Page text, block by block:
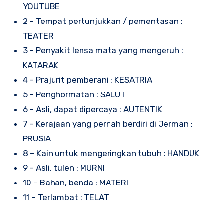
YOUTUBE
2 – Tempat pertunjukkan / pementasan :
TEATER
3 – Penyakit lensa mata yang mengeruh :
KATARAK
4 – Prajurit pemberani : KESATRIA
5 – Penghormatan : SALUT
6 – Asli, dapat dipercaya : AUTENTIK
7 – Kerajaan yang pernah berdiri di Jerman :
PRUSIA
8 – Kain untuk mengeringkan tubuh : HANDUK
9 – Asli, tulen : MURNI
10 – Bahan, benda : MATERI
11 – Terlambat : TELAT